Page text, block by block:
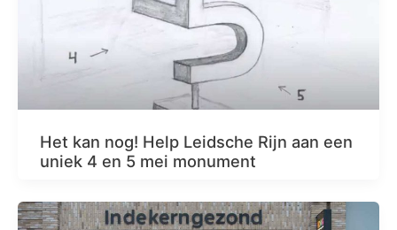
Het kan nog! Help Leidsche Rijn aan een
uniek 4 en 5 mei monument